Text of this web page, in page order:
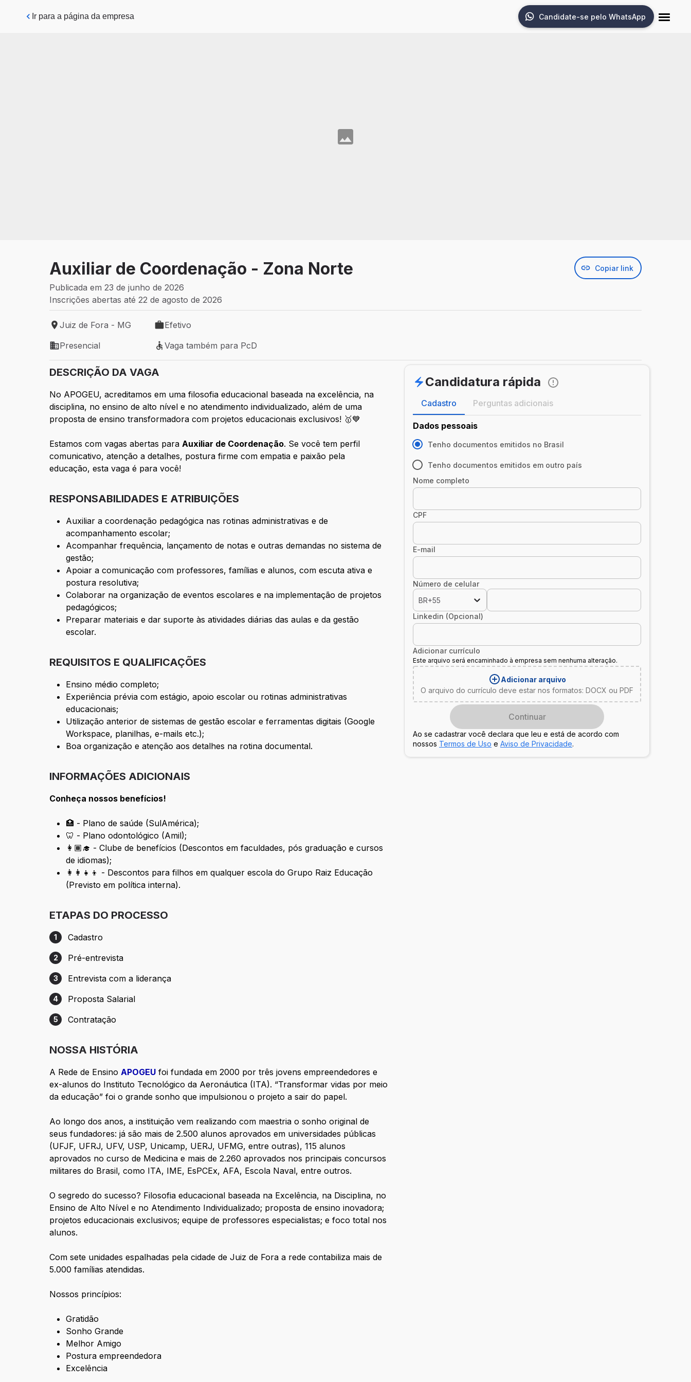
Pular para o conteúdo principal
Ir para a página da empresa Candidate-se pelo WhatsApp
Auxiliar de Coordenação - Zona Norte Copiar link
Publicada em 23 de junho de 2026
Inscrições abertas até 22 de agosto de 2026
Local de trabalho: Juiz de Fora - MG
Juiz de Fora - MG
Tipo de vaga: Efetivo
Efetivo
Modelo de trabalho: Presencial
Presencial
Vaga também para PcD
Vaga também para PcD
DESCRIÇÃO DA VAGA
No APOGEU, acreditamos em uma filosofia educacional baseada na excelência, na
disciplina, no ensino de alto nível e no atendimento individualizado, além de uma
proposta de ensino transformadora com projetos educacionais exclusivos! 🥇💙
Estamos com vagas abertas para Auxiliar de Coordenação. Se você tem perfil
comunicativo, atenção a detalhes, postura firme com empatia e paixão pela
educação, esta vaga é para você!
RESPONSABILIDADES E ATRIBUIÇÕES
Auxiliar a coordenação pedagógica nas rotinas administrativas e de
acompanhamento escolar;
Acompanhar frequência, lançamento de notas e outras demandas no sistema de
gestão;
Apoiar a comunicação com professores, famílias e alunos, com escuta ativa e
postura resolutiva;
Colaborar na organização de eventos escolares e na implementação de projetos
pedagógicos;
Preparar materiais e dar suporte às atividades diárias das aulas e da gestão
escolar.
REQUISITOS E QUALIFICAÇÕES
Ensino médio completo;
Experiência prévia com estágio, apoio escolar ou rotinas administrativas
educacionais;
Utilização anterior de sistemas de gestão escolar e ferramentas digitais (Google
Workspace, planilhas, e-mails etc.);
Boa organização e atenção aos detalhes na rotina documental.
INFORMAÇÕES ADICIONAIS
Conheça nossos benefícios!
🏥 - Plano de saúde (SulAmérica);
🦷 - Plano odontológico (Amil);
👩🏾‍🎓 - Clube de benefícios (Descontos em faculdades, pós graduação e cursos
de idiomas);
👩‍👩‍👧‍👦 - Descontos para filhos em qualquer escola do Grupo Raiz Educação
(Previsto em política interna).
ETAPAS DO PROCESSO
Etapa 1: Cadastro
1 Cadastro
Etapa 2: Pré-entrevista
2 Pré-entrevista
Etapa 3: Entrevista com a liderança
3 Entrevista com a liderança
Etapa 4: Proposta Salarial
4 Proposta Salarial
Etapa 5: Contratação
5 Contratação
NOSSA HISTÓRIA
A Rede de Ensino APOGEU foi fundada em 2000 por três jovens empreendedores e
ex-alunos do Instituto Tecnológico da Aeronáutica (ITA). “Transformar vidas por meio
da educação” foi o grande sonho que impulsionou o projeto a sair do papel.
Ao longo dos anos, a instituição vem realizando com maestria o sonho original de
seus fundadores: já são mais de 2.500 alunos aprovados em universidades públicas
(UFJF, UFRJ, UFV, USP, Unicamp, UERJ, UFMG, entre outras), 115 alunos
aprovados no curso de Medicina e mais de 2.260 aprovados nos principais concursos
militares do Brasil, como ITA, IME, EsPCEx, AFA, Escola Naval, entre outros.
O segredo do sucesso? Filosofia educacional baseada na Excelência, na Disciplina, no
Ensino de Alto Nível e no Atendimento Individualizado; proposta de ensino inovadora;
projetos educacionais exclusivos; equipe de professores especialistas; e foco total nos
alunos.
Com sete unidades espalhadas pela cidade de Juiz de Fora a rede contabiliza mais de
5.000 famílias atendidas.
Nossos princípios:
Gratidão
Sonho Grande
Melhor Amigo
Postura empreendedora
Excelência
Candidatura rápida
Cadastro Perguntas adicionais
Dados pessoais
Tenho documentos emitidos no Brasil
Tenho documentos emitidos em outro país
Nome completo
CPF
E-mail
Número de celular
BR+55
Linkedin (Opcional)
Adicionar currículo
Este arquivo será encaminhado à empresa sem nenhuma alteração.
Adicionar arquivo
O arquivo do currículo deve estar nos formatos: DOCX ou PDF
Continuar
Ao se cadastrar você declara que leu e está de acordo com
nossos Termos de Uso e Aviso de Privacidade.